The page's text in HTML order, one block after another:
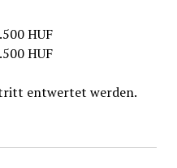
HUF
HUF
entwertet werden.